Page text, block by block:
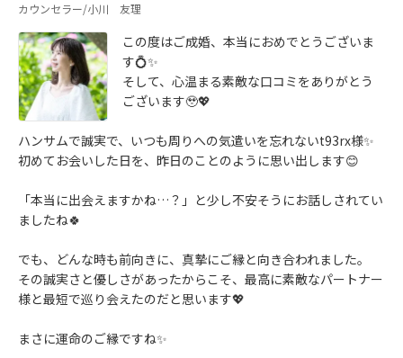
カウンセラー/小川 友理
この度はご成婚、本当におめでとうございま
す💍✨
そして、心温まる素敵な口コミをありがとう
ございます🥹💖
ハンサムで誠実で、いつも周りへの気遣いを忘れないt93rx様✨
初めてお会いした日を、昨日のことのように思い出します😊
「本当に出会えますかね…？」と少し不安そうにお話しされてい
ましたね🍀
でも、どんな時も前向きに、真摯にご縁と向き合われました。
その誠実さと優しさがあったからこそ、最高に素敵なパートナー
様と最短で巡り会えたのだと思います💖
まさに運命のご縁ですね✨